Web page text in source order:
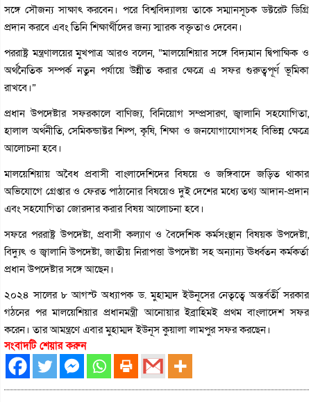
সঙ্গে সৌজন্য সাক্ষাৎ করবেন। পরে বিশ্ববিদ্যালয় তাকে সম্মানসূচক ডক্টরেট ডিগ্রি
প্রদান করবে এবং তিনি শিক্ষার্থীদের জন্য স্মারক বক্তৃতাও দেবেন।
পররাষ্ট্র মন্ত্রণালয়ের মুখপাত্র আরও বলেন, “মালয়েশিয়ার সঙ্গে বিদ্যমান দ্বিপাক্ষিক ও
অর্থনৈতিক সম্পর্ক নতুন পর্যায়ে উন্নীত করার ক্ষেত্রে এ সফর গুরুত্বপূর্ণ ভূমিকা
রাখবে।”
প্রধান উপদেষ্টার সফরকালে বাণিজ্য, বিনিয়োগ সম্প্রসারণ, জ্বালানি সহযোগিতা,
হালাল অর্থনীতি, সেমিকন্ডাক্টর শিল্প, কৃষি, শিক্ষা ও জনযোগাযোগসহ বিভিন্ন ক্ষেত্রে
আলোচনা হবে।
মালয়েশিয়ায় অবৈধ প্রবাসী বাংলাদেশিদের বিষয়ে ও জঙ্গিবাদে জড়িত থাকার
অভিযোগে গ্রেপ্তার ও ফেরত পাঠানোর বিষয়েও দুই দেশের মধ্যে তথ্য আদান-প্রদান
এবং সহযোগিতা জোরদার করার বিষয় আলোচনা হবে।
সফরে পররাষ্ট্র উপদেষ্টা, প্রবাসী কল্যাণ ও বৈদেশিক কর্মসংস্থান বিষয়ক উপদেষ্টা,
বিদ্যুৎ ও জ্বালানি উপদেষ্টা, জাতীয় নিরাপত্তা উপদেষ্টা সহ অন্যান্য ঊর্ধ্বতন কর্মকর্তা
প্রধান উপদেষ্টার সঙ্গে আছেন।
২০২৪ সালের ৮ আগস্ট অধ্যাপক ড. মুহাম্মদ ইউনূসের নেতৃত্বে অন্তর্বর্তী সরকার
গঠনের পর মালয়েশিয়ার প্রধানমন্ত্রী আনোয়ার ইব্রাহিমই প্রথম বাংলাদেশ সফর
করেন। তার আমন্ত্রণে এবার মুহাম্মদ ইউনূস কুয়ালা লামপুর সফর করছেন।
সংবাদটি শেয়ার করুন